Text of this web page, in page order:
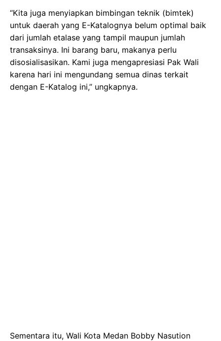
“Kita juga menyiapkan bimbingan teknik (bimtek)
untuk daerah yang E-Katalognya belum optimal baik
dari jumlah etalase yang tampil maupun jumlah
transaksinya. Ini barang baru, makanya perlu
disosialisasikan. Kami juga mengapresiasi Pak Wali
karena hari ini mengundang semua dinas terkait
dengan E-Katalog ini,” ungkapnya.
Sementara itu, Wali Kota Medan Bobby Nasution